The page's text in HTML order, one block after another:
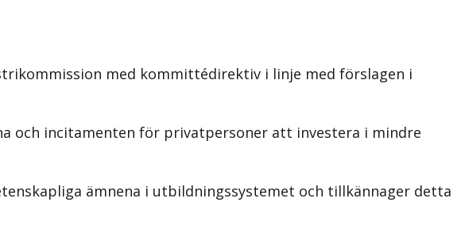
med kommittédirektiv i linje med förslagen i
och incitamenten för privatpersoner att investera i mindre
ämnena i utbildningssystemet och tillkännager detta